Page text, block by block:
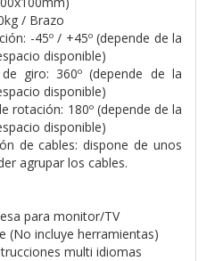
/ Brazo
-45º / +45º (depende de la
disponible)
giro: 360º (depende de la
disponible)
rotación: 180º (depende de la
disponible)
de cables: dispone de unos
agrupar los cables.
para monitor/TV
(No incluye herramientas)
multi idiomas